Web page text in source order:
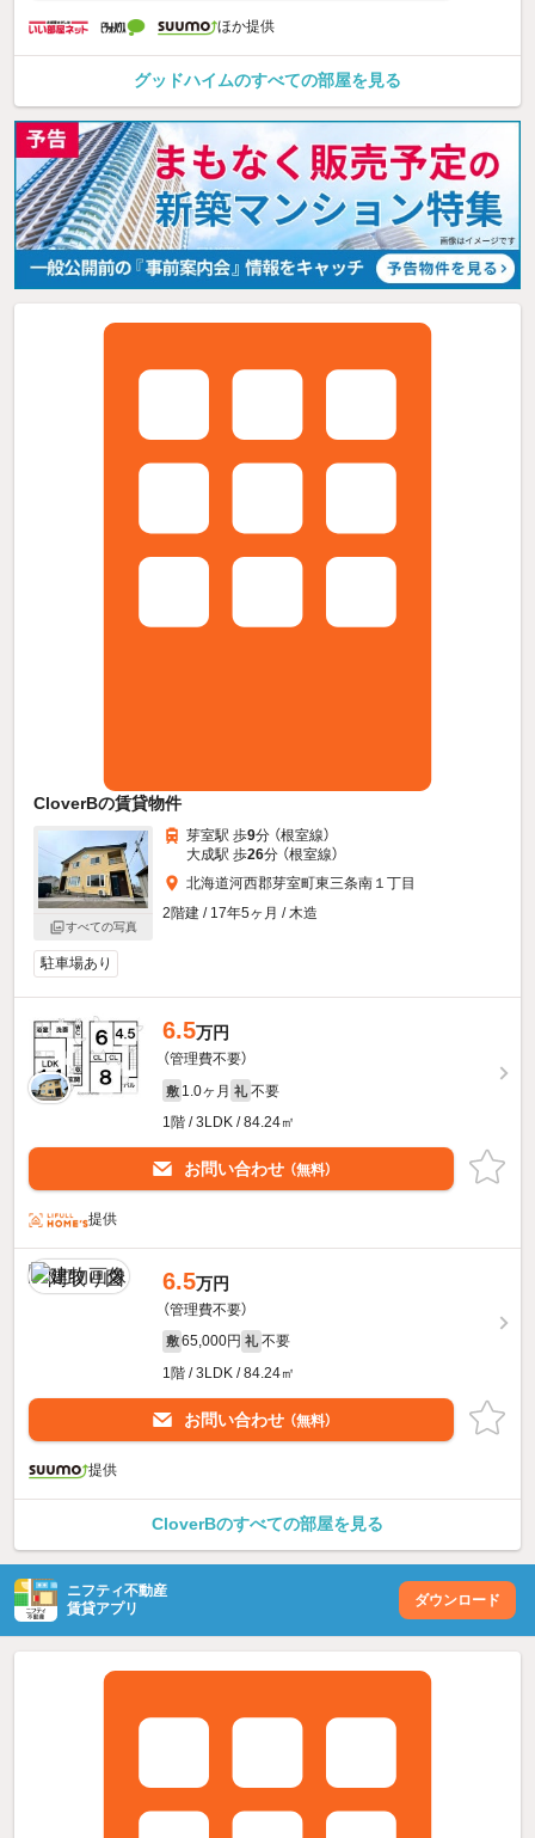
ほか提供
グッドハイムのすべての部屋を見る
CloverBの賃貸物件
すべての写真
芽室駅 歩9分 （根室線）
大成駅 歩26分 （根室線）
北海道河西郡芽室町東三条南１丁目
2階建 / 17年5ヶ月 / 木造
駐車場あり
6.5万円
（管理費不要）
敷 1.0ヶ月 礼 不要
1階 / 3LDK / 84.24㎡
お問い合わせ （無料）
提供
6.5万円
（管理費不要）
敷 65,000円 礼 不要
1階 / 3LDK / 84.24㎡
お問い合わせ （無料）
提供
CloverBのすべての部屋を見る
ニフティ不動産
賃貸アプリ
ダウンロード